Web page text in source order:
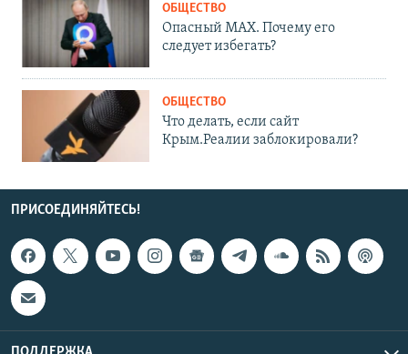
ОБЩЕСТВО
Опасный MAX. Почему его
следует избегать?
ОБЩЕСТВО
Что делать, если сайт
Крым.Реалии заблокировали?
ПРИСОЕДИНЯЙТЕСЬ!